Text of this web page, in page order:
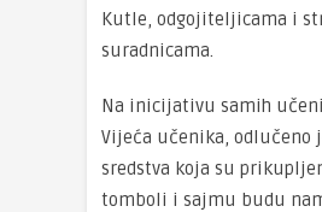
Kutle, odgojiteljicama i
suradnicama.
Na inicijativu samih
Vijeća učenika, odlučeno
sredstva koja su
tomboli i sajmu budu